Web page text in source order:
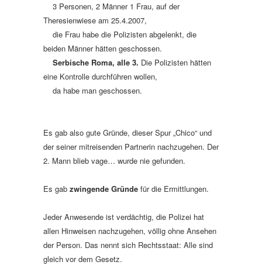
3 Personen, 2 Männer 1 Frau, auf der
Theresienwiese am 25.4.2007,
die Frau habe die Polizisten abgelenkt, die
beiden Männer hätten geschossen.
Serbische Roma, alle 3. Die Polizisten hätten
eine Kontrolle durchführen wollen,
da habe man geschossen.
Es gab also gute Gründe, dieser Spur „Chico“ und
der seiner mitreisenden Partnerin nachzugehen. Der
2. Mann blieb vage… wurde nie gefunden.
Es gab zwingende Gründe für die Ermittlungen.
Jeder Anwesende ist verdächtig, die Polizei hat
allen Hinweisen nachzugehen, völlig ohne Ansehen
der Person. Das nennt sich Rechtsstaat: Alle sind
gleich vor dem Gesetz.